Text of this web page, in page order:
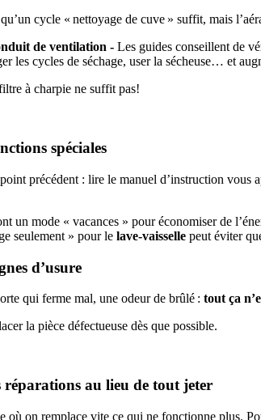
cycle « nettoyage de cuve » suffit, mais
de ventilation - Les guides conseillent de
les cycles de séchage, user la sécheuse… et
à charpie ne suffit pas!
spéciales
précédent : lire le manuel d’instruction
un mode « vacances » pour économiser de
seulement » pour le lave-vaisselle peut éviter
d’usure
qui ferme mal, une odeur de brûlé : tout ça
la pièce défectueuse dès que possible.
réparations au lieu de tout jeter
où on remplace vite ce qui ne fonctionne plus.